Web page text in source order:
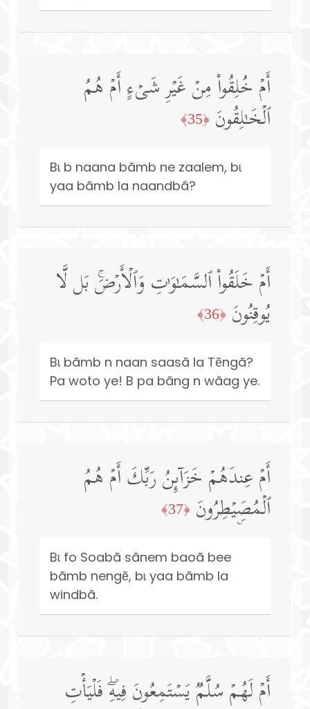
أَمۡ خُلِقُوا۟ مِنۡ غَیۡرِ شَیۡءٍ أَمۡ هُمُ
ٱلۡخَـٰلِقُونَ ﴿35﴾
Bɩ b naana bãmb ne zaalem, bɩ
yaa bãmb la naandbã?
أَمۡ خَلَقُوا۟ ٱلسَّمَـٰوَ ٰ⁠تِ وَٱلۡأَرۡضَۚ بَل لَّا
یُوقِنُونَ ﴿36﴾
Bɩ bãmb n naan saasã la Tẽngã?
Pa woto ye! B pa bãng n wãag ye.
أَمۡ عِندَهُمۡ خَزَاۤىِٕنُ رَبِّكَ أَمۡ هُمُ
ٱلۡمُصَۣیۡطِرُونَ ﴿37﴾
Bɩ fo Soabã sãnem baoã bee
bãmb nengẽ, bɩ yaa bãmb la
windbã.
أَمۡ لَهُمۡ سُلَّمࣱ یَسۡتَمِعُونَ فِیهِۖ فَلۡیَأۡتِ